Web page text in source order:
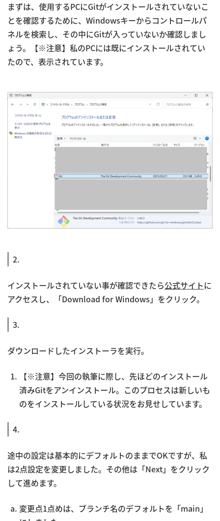
まずは、使用するPCにGitがインストールされていないこ
とを確認するために、Windowsキーからコントロールパ
ネルを検索し、その中にGitが入っていないか確認しまし
ょう。【※注意】私のPCには既にインストールされてい
たので、表示されています。
2.
インストールされていない事が確認できたら公式サイトに
アクセスし、「Download for Windows」をクリック。
3.
ダウンロードしたインストーラを実行。
【※注意】今回の執筆に際し、先ほどのインストール
済みGitをアンインストール。このプロセスは新しいも
のをインストールしている状況をお見せしています。
4.
途中の設定は基本的にデフォルトのままでOKですが、私
は2点設定を変更しました。その他は「Next」をクリック
して進めます。
変更点1点めは、ブランチ名のデフォルトを「main」